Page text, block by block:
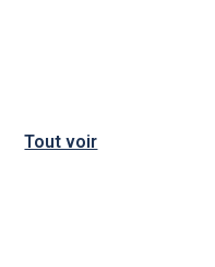
Tout voir